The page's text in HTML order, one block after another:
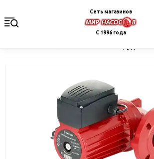
Сеть магазинов
С 1996 года